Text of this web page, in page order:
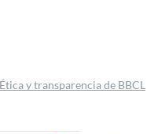
Ética y transparencia de BBCL